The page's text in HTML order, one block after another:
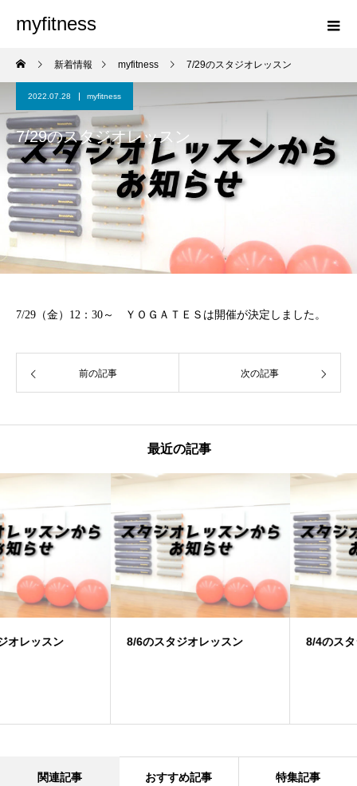
myfitness
新着情報 myfitness 7/29のスタジオレッスン
2022.07.28 myfitness
7/29のスタジオレッスン
7/29（金）12：30～ ＹＯＧＡＴＥＳは開催が決定しました。
前の記事 次の記事
最近の記事
8/6のスタジオレッスン 8/4のスタジオレッスン
関連記事 おすすめ記事 特集記事